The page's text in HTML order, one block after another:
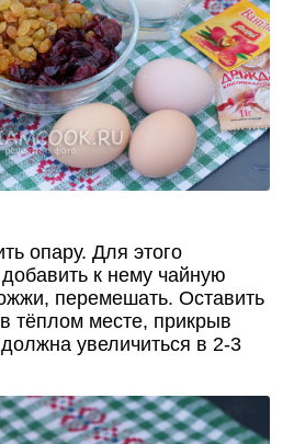
опару. Для этого
к нему чайную
перемешать. Оставить
тёплом месте, прикрыв
увеличиться в 2-3